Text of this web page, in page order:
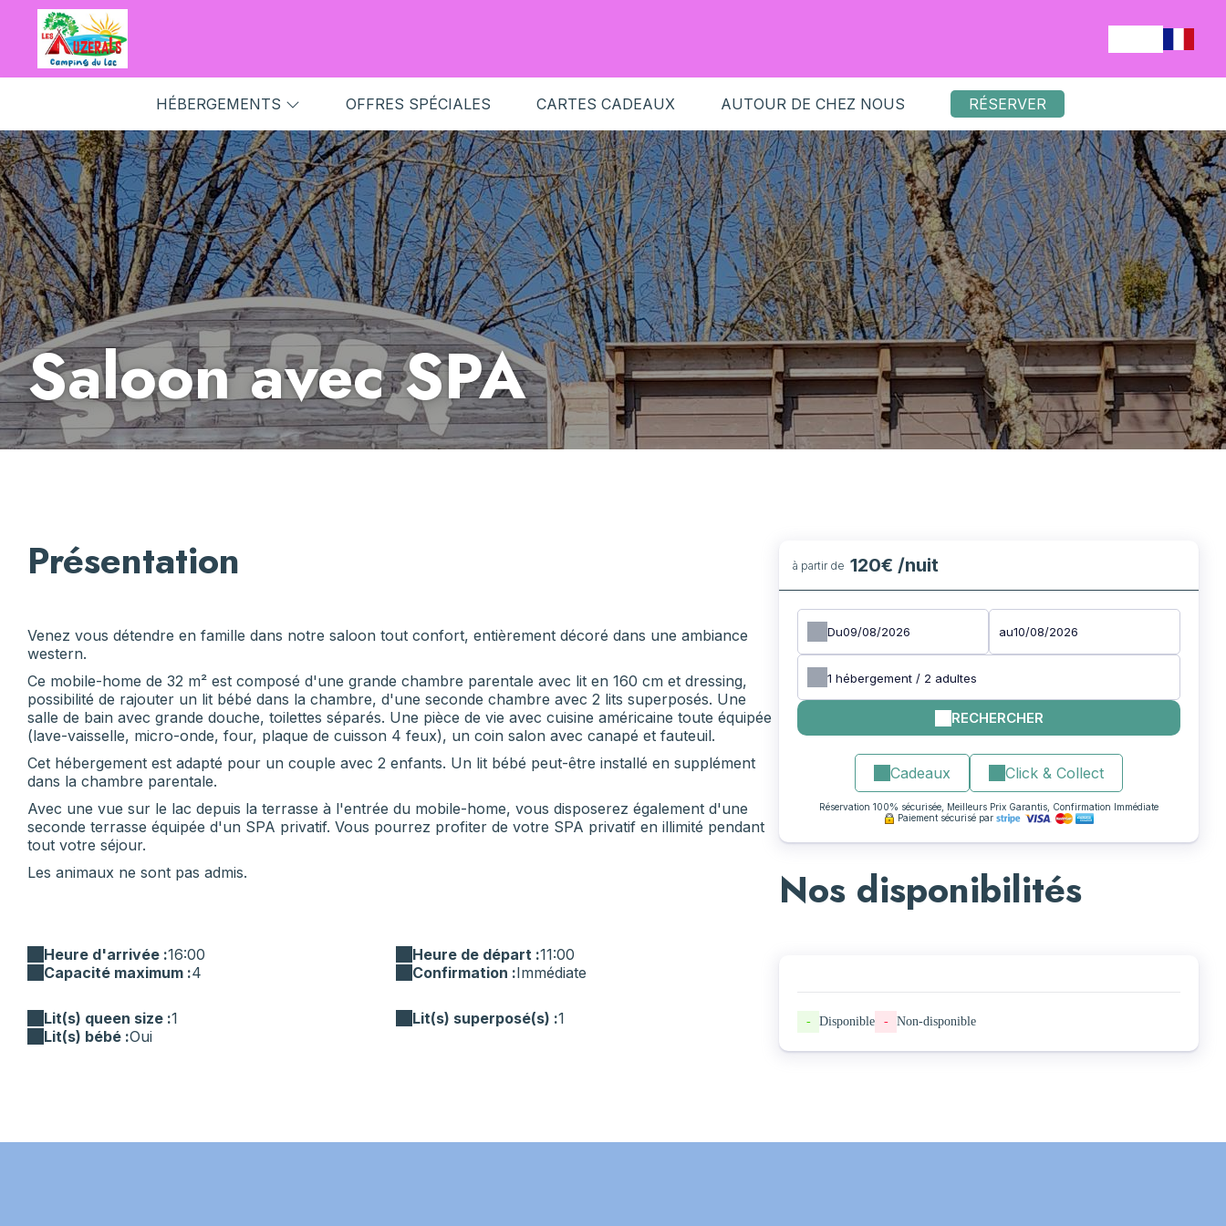
HÉBERGEMENTS OFFRES SPÉCIALES CARTES CADEAUX AUTOUR DE CHEZ NOUS RÉSERVER
Saloon avec SPA
à partir de 120€ /nuit
Du au
1 hébergement / 2 adultes
RECHERCHER
Cadeaux Click & Collect
Réservation 100% sécurisée, Meilleurs Prix Garantis, Confirmation Immédiate
Paiement sécurisé par
Nos disponibilités
- Disponible - Non-disponible
Présentation
Venez vous détendre en famille dans notre saloon tout confort, entièrement décoré dans une ambiance
western.
Ce mobile-home de 32 m² est composé d'une grande chambre parentale avec lit en 160 cm et dressing,
possibilité de rajouter un lit bébé dans la chambre, d'une seconde chambre avec 2 lits superposés. Une
salle de bain avec grande douche, toilettes séparés. Une pièce de vie avec cuisine américaine toute équipée
(lave-vaisselle, micro-onde, four, plaque de cuisson 4 feux), un coin salon avec canapé et fauteuil.
Cet hébergement est adapté pour un couple avec 2 enfants. Un lit bébé peut-être installé en supplément
dans la chambre parentale.
Avec une vue sur le lac depuis la terrasse à l'entrée du mobile-home, vous disposerez également d'une
seconde terrasse équipée d'un SPA privatif. Vous pourrez profiter de votre SPA privatif en illimité pendant
tout votre séjour.
Les animaux ne sont pas admis.
Heure d'arrivée :16:00 Heure de départ :11:00
Capacité maximum :4 Confirmation :Immédiate
Lit(s) queen size :1 Lit(s) superposé(s) :1
Lit(s) bébé :Oui